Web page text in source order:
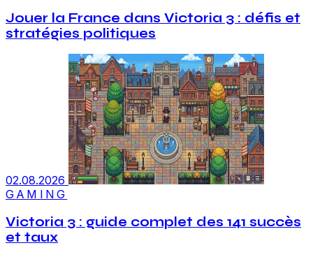
Jouer la France dans Victoria 3 : défis et
stratégies politiques
02.08.2026
GAMING
Victoria 3 : guide complet des 141 succès
et taux